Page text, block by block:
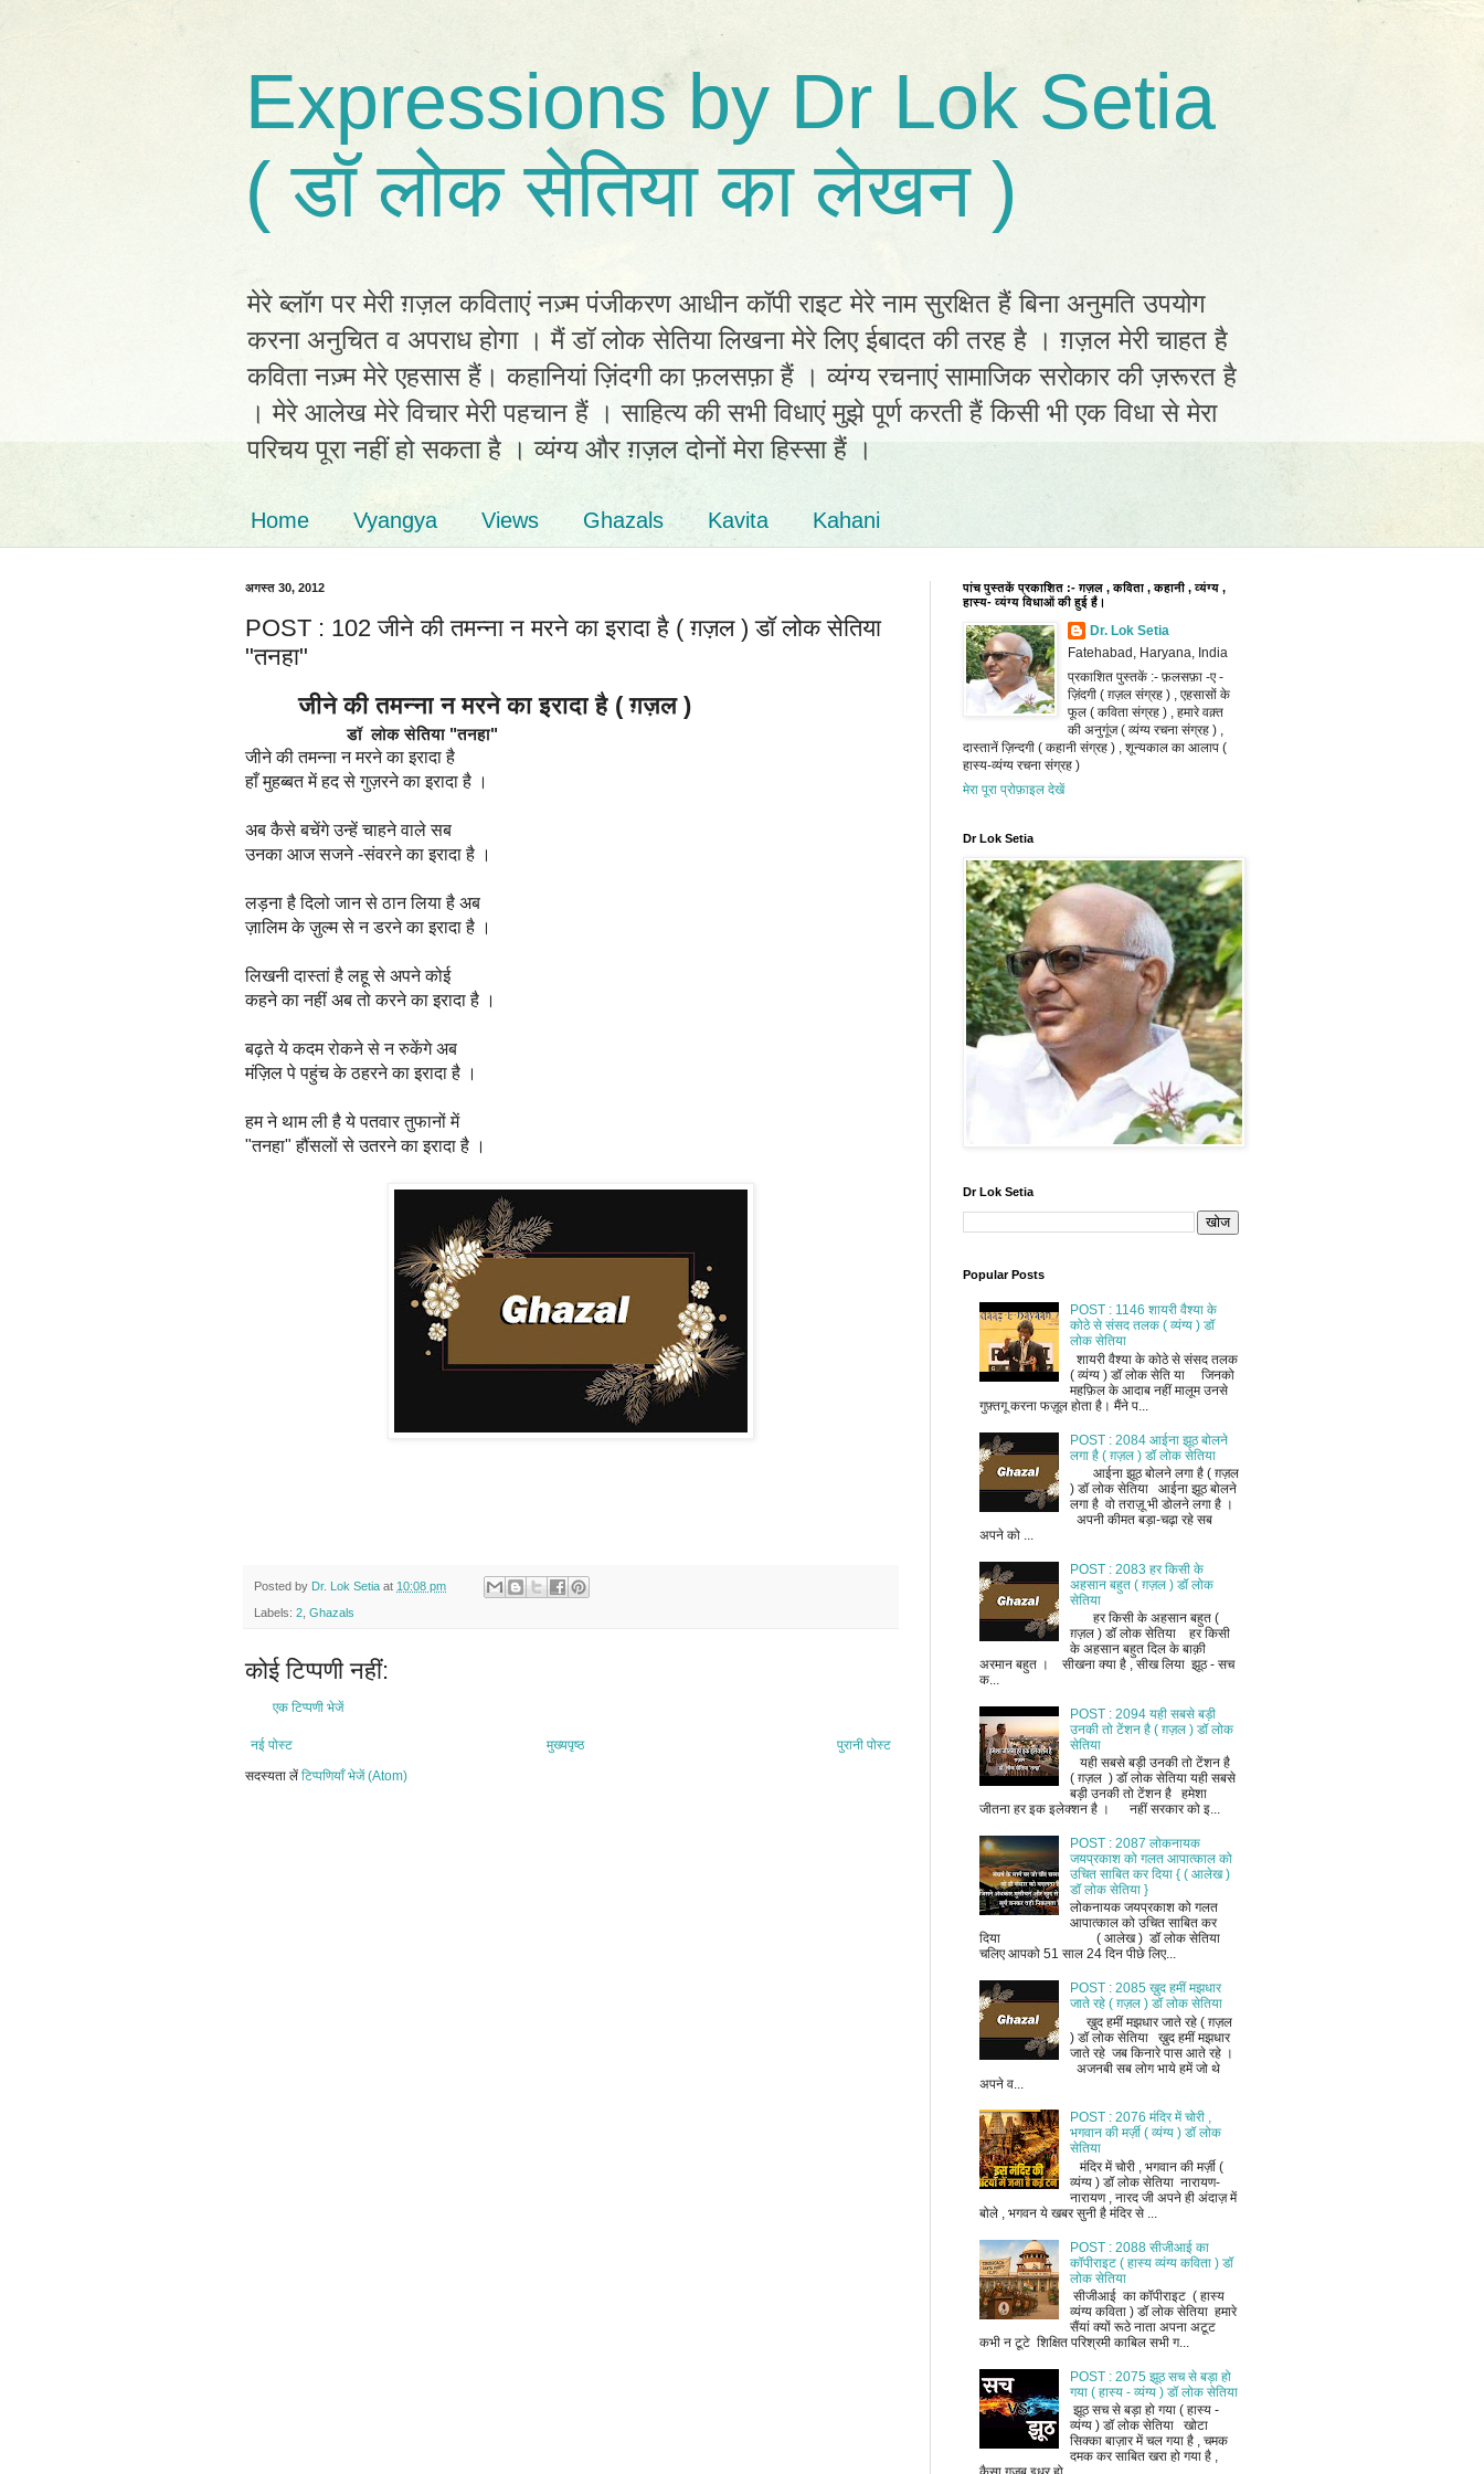
Expressions by Dr Lok Setia
( डॉ लोक सेतिया का लेखन )
मेरे ब्लॉग पर मेरी ग़ज़ल कविताएं नज़्म पंजीकरण आधीन कॉपी राइट मेरे नाम सुरक्षित हैं बिना अनुमति उपयोग
करना अनुचित व अपराध होगा । मैं डॉ लोक सेतिया लिखना मेरे लिए ईबादत की तरह है । ग़ज़ल मेरी चाहत है
कविता नज़्म मेरे एहसास हैं। कहानियां ज़िंदगी का फ़लसफ़ा हैं । व्यंग्य रचनाएं सामाजिक सरोकार की ज़रूरत है
। मेरे आलेख मेरे विचार मेरी पहचान हैं । साहित्य की सभी विधाएं मुझे पूर्ण करती हैं किसी भी एक विधा से मेरा
परिचय पूरा नहीं हो सकता है । व्यंग्य और ग़ज़ल दोनों मेरा हिस्सा हैं ।
Home Vyangya Views Ghazals Kavita Kahani
अगस्त 30, 2012
POST : 102 जीने की तमन्ना न मरने का इरादा है ( ग़ज़ल ) डॉ लोक सेतिया
"तनहा"
जीने की तमन्ना न मरने का इरादा है ( ग़ज़ल )
डॉ लोक सेतिया "तनहा"
जीने की तमन्ना न मरने का इरादा है
हाँ मुहब्बत में हद से गुज़रने का इरादा है ।
अब कैसे बचेंगे उन्हें चाहने वाले सब
उनका आज सजने -संवरने का इरादा है ।
लड़ना है दिलो जान से ठान लिया है अब
ज़ालिम के ज़ुल्म से न डरने का इरादा है ।
लिखनी दास्तां है लहू से अपने कोई
कहने का नहीं अब तो करने का इरादा है ।
बढ़ते ये कदम रोकने से न रुकेंगे अब
मंज़िल पे पहुंच के ठहरने का इरादा है ।
हम ने थाम ली है ये पतवार तुफानों में
"तनहा" हौंसलों से उतरने का इरादा है ।
Posted by Dr. Lok Setia at 10:08 pm
Labels: 2 Ghazals
कोई टिप्पणी नहीं:
एक टिप्पणी भेजें
नई पोस्ट पुरानी पोस्ट
मुख्यपृष्ठ
सदस्यता लें टिप्पणियाँ भेजें (Atom)
पांच पुस्तकें प्रकाशित :- ग़ज़ल , कविता , कहानी , व्यंग्य ,
हास्य- व्यंग्य विधाओं की हुई हैं।
Dr. Lok Setia
Fatehabad, Haryana, India
प्रकाशित पुस्तकें :- फ़लसफ़ा -ए -
ज़िंदगी ( ग़ज़ल संग्रह ) , एहसासों के
फूल ( कविता संग्रह ) , हमारे वक़्त
की अनुगूंज ( व्यंग्य रचना संग्रह ) ,
दास्तानें ज़िन्दगी ( कहानी संग्रह ) , शून्यकाल का आलाप (
हास्य-व्यंग्य रचना संग्रह )
मेरा पूरा प्रोफ़ाइल देखें
Dr Lok Setia
Dr Lok Setia
Popular Posts
POST : 1146 शायरी वैश्या के
कोठे से संसद तलक ( व्यंग्य ) डॉ
लोक सेतिया
शायरी वैश्या के कोठे से संसद तलक
( व्यंग्य ) डॉ लोक सेति या जिनको
महफ़िल के आदाब नहीं मालूम उनसे
गुफ़्तगू करना फज़ूल होता है। मैंने प...
POST : 2084 आईना झूठ बोलने
लगा है ( ग़ज़ल ) डॉ लोक सेतिया
आईना झूठ बोलने लगा है ( ग़ज़ल
) डॉ लोक सेतिया आईना झूठ बोलने
लगा है वो तराज़ू भी डोलने लगा है ।
अपनी कीमत बड़ा-चढ़ा रहे सब
अपने को ...
POST : 2083 हर किसी के
अहसान बहुत ( ग़ज़ल ) डॉ लोक
सेतिया
हर किसी के अहसान बहुत (
ग़ज़ल ) डॉ लोक सेतिया हर किसी
के अहसान बहुत दिल के बाक़ी
अरमान बहुत । सीखना क्या है , सीख लिया झूठ - सच
क...
POST : 2094 यही सबसे बड़ी
उनकी तो टेंशन है ( ग़ज़ल ) डॉ लोक
सेतिया
यही सबसे बड़ी उनकी तो टेंशन है
( ग़ज़ल ) डॉ लोक सेतिया यही सबसे
बड़ी उनकी तो टेंशन है हमेशा
जीतना हर इक इलेक्शन है । नहीं सरकार को इ...
POST : 2087 लोकनायक
जयप्रकाश को गलत आपात्काल को
उचित साबित कर दिया { ( आलेख )
डॉ लोक सेतिया }
लोकनायक जयप्रकाश को गलत
आपात्काल को उचित साबित कर
दिया ( आलेख ) डॉ लोक सेतिया
चलिए आपको 51 साल 24 दिन पीछे लिए...
POST : 2085 ख़ुद हमीं मझधार
जाते रहे ( ग़ज़ल ) डॉ लोक सेतिया
ख़ुद हमीं मझधार जाते रहे ( ग़ज़ल
) डॉ लोक सेतिया ख़ुद हमीं मझधार
जाते रहे जब किनारे पास आते रहे ।
अजनबी सब लोग भाये हमें जो थे
अपने व...
POST : 2076 मंदिर में चोरी ,
भगवान की मर्ज़ी ( व्यंग्य ) डॉ लोक
सेतिया
मंदिर में चोरी , भगवान की मर्ज़ी (
व्यंग्य ) डॉ लोक सेतिया नारायण-
नारायण , नारद जी अपने ही अंदाज़ में
बोले , भगवन ये खबर सुनी है मंदिर से ...
POST : 2088 सीजीआई का
कॉपीराइट ( हास्य व्यंग्य कविता ) डॉ
लोक सेतिया
सीजीआई का कॉपीराइट ( हास्य
व्यंग्य कविता ) डॉ लोक सेतिया हमारे
सैंयां क्यों रूठे नाता अपना अटूट
कभी न टूटे शिक्षित परिश्रमी काबिल सभी ग...
POST : 2075 झूठ सच से बड़ा हो
गया ( हास्य - व्यंग्य ) डॉ लोक सेतिया
झूठ सच से बड़ा हो गया ( हास्य -
व्यंग्य ) डॉ लोक सेतिया खोटा
सिक्का बाज़ार में चल गया है , चमक
दमक कर साबित खरा हो गया है ,